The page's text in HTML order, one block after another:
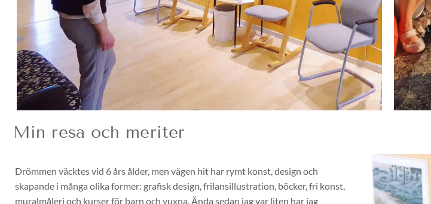
Min resa och meriter
Drömmen väcktes vid 6 års ålder, men vägen hit har rymt konst, design och
skapande i många olika former: grafisk design, frilansillustration, böcker, fri konst,
muralmåleri och kurser för barn och vuxna. Ända sedan jag var liten har jag